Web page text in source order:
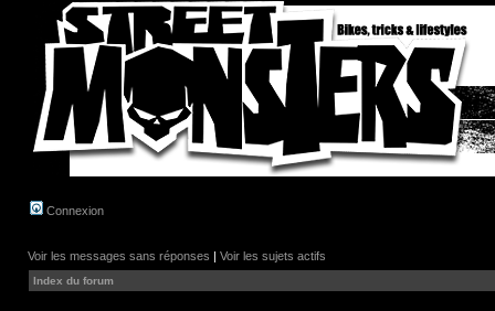
Connexion
Voir les messages sans réponses | Voir les sujets actifs
Index du forum